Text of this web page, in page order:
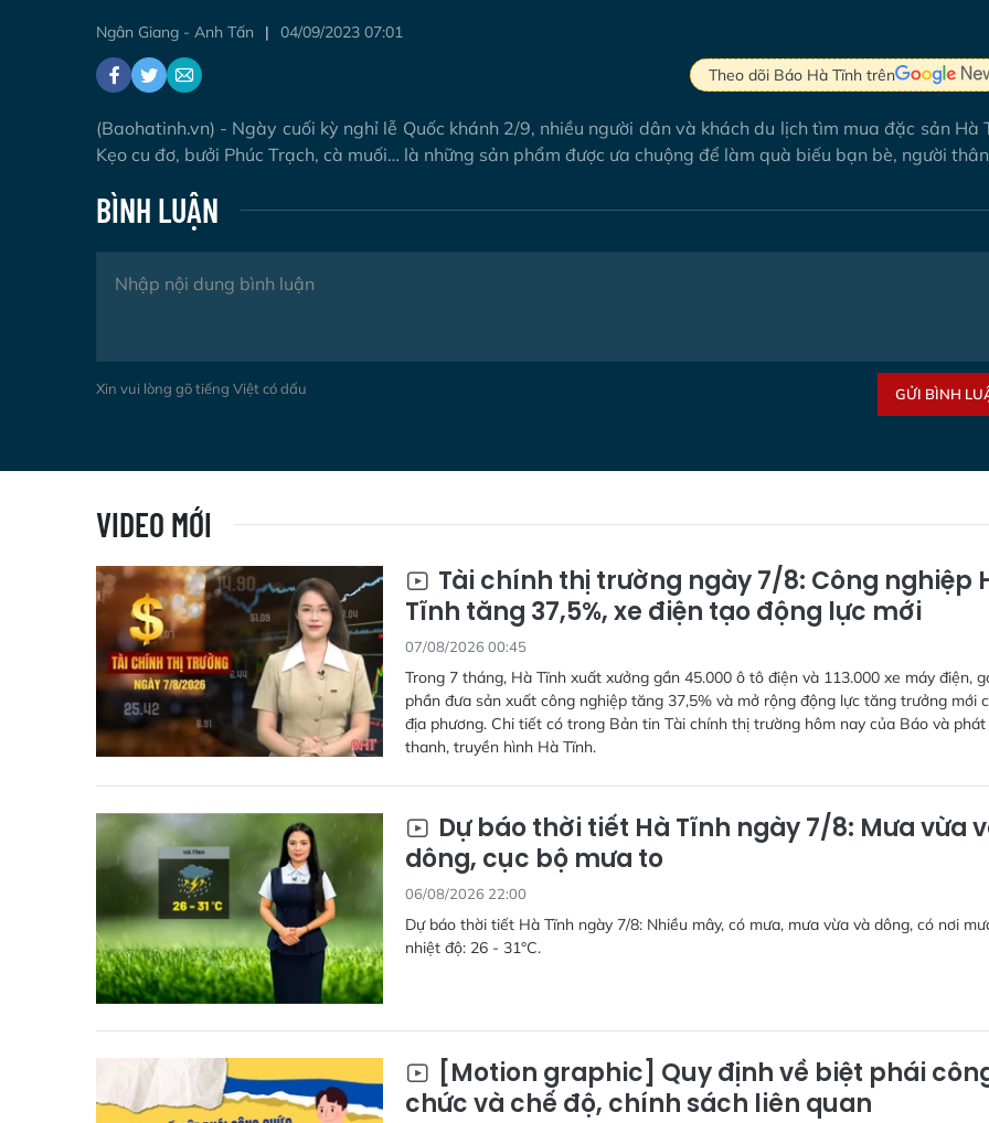
Ngân Giang - Anh Tấn 04/09/2023 07:01
Theo dõi Báo Hà Tĩnh trên
(Baohatinh.vn) - Ngày cuối kỳ nghỉ lễ Quốc khánh 2/9, nhiều người dân và khách du lịch tìm mua đặc sản Hà
Kẹo cu đơ, bưởi Phúc Trạch, cà muối… là những sản phẩm được ưa chuộng để làm quà biếu bạn bè, người
BÌNH LUẬN
Xin vui lòng gõ tiếng Việt có dấu GỬI BÌNH
VIDEO MỚI
Tài chính thị trường ngày 7/8: Công nghiệp
Tĩnh tăng 37,5%, xe điện tạo động lực mới
07/08/2026 00:45
Trong 7 tháng, Hà Tĩnh xuất xưởng gần 45.000 ô tô điện và 113.000 xe máy điện,
phần đưa sản xuất công nghiệp tăng 37,5% và mở rộng động lực tăng trưởng mới
địa phương. Chi tiết có trong Bản tin Tài chính thị trường hôm nay của Báo và phát
thanh, truyền hình Hà Tĩnh.
Dự báo thời tiết Hà Tĩnh ngày 7/8: Mưa vừa
dông, cục bộ mưa to
06/08/2026 22:00
Dự báo thời tiết Hà Tĩnh ngày 7/8: Nhiều mây, có mưa, mưa vừa và dông, có nơi
nhiệt độ: 26 - 31°C.
[Motion graphic] Quy định về biệt phái
chức và chế độ, chính sách liên quan